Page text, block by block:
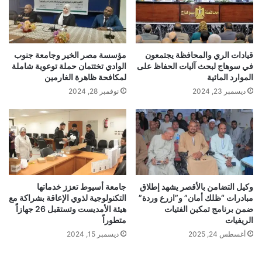
قيادات الري والمحافظة يجتمعون
في سوهاج لبحث آليات الحفاظ على
الموارد المائية
ديسمبر 23, 2024
مؤسسة مصر الخير وجامعة جنوب
الوادي تختتمان حملة توعوية شاملة
لمكافحة ظاهرة الغارمين
نوفمبر 28, 2024
وكيل التضامن بالأقصر يشهد إطلاق
مبادرات “ظلك أمان” و”ازرع وردة”
ضمن برنامج تمكين الفتيات
الريفيات
أغسطس 24, 2025
جامعة أسيوط تعزز خدماتها
التكنولوجية لذوي الإعاقة بشراكة مع
هيئة الأمديست وتستقبل 26 جهازاً
متطوراً
ديسمبر 15, 2024